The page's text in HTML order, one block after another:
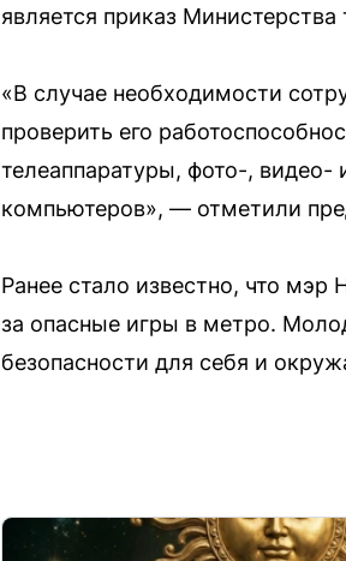
является приказ
«В случае необходимости
проверить его
телеаппаратуры, фото-, видео-
компьютеров», — отметили
Ранее стало известно, что
за опасные игры в метро.
безопасности для себя и